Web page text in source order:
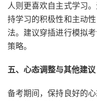
人则更喜欢自主式学习
持学习的积极性和主动
法。建议穿插进行模拟
策略。
五、心态调整与其他建议
备考期间，保持良好的